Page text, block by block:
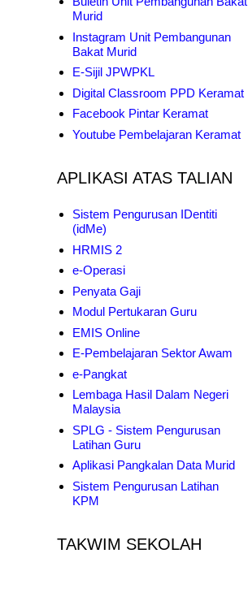
Murid
Instagram Unit Pembangunan
Bakat Murid
E-Sijil JPWPKL
Digital Classroom PPD Keramat
Facebook Pintar Keramat
Youtube Pembelajaran Keramat
APLIKASI ATAS TALIAN
Sistem Pengurusan IDentiti
(idMe)
HRMIS 2
e-Operasi
Penyata Gaji
Modul Pertukaran Guru
EMIS Online
E-Pembelajaran Sektor Awam
e-Pangkat
Lembaga Hasil Dalam Negeri
Malaysia
SPLG - Sistem Pengurusan
Latihan Guru
Aplikasi Pangkalan Data Murid
Sistem Pengurusan Latihan
KPM
TAKWIM SEKOLAH